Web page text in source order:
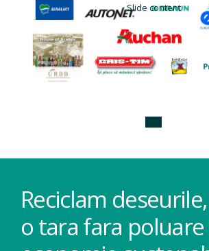
Slide content
Reciclam
o tara fara poluare